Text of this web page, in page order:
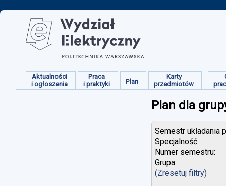
Aktualności
i ogłoszenia
Praca
i praktyki
Plan
Karty
przedmiotów
Plan dla
Semestr układania
Specjalność:
Numer semestru:
Grupa:
(Zresetuj filtry)